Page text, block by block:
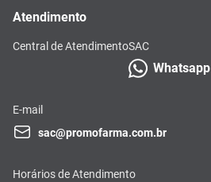
Atendimento
Central de AtendimentoSAC
Whatsapp
E-mail
sac@promofarma.com.br
Horários de Atendimento